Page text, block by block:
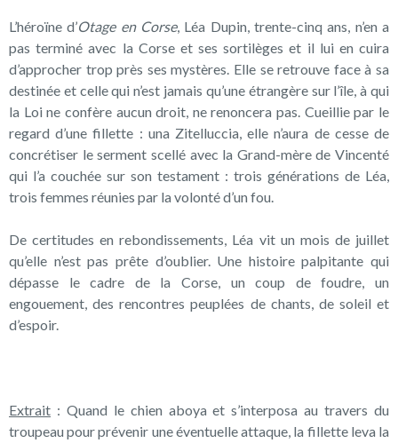
L’héroïne d’Otage en Corse, Léa Dupin, trente-cinq ans, n’en a
pas terminé avec la Corse et ses sortilèges et il lui en cuira
d’approcher trop près ses mystères. Elle se retrouve face à sa
destinée et celle qui n’est jamais qu’une étrangère sur l’île, à qui
la Loi ne confère aucun droit, ne renoncera pas. Cueillie par le
regard d’une fillette : una Zitelluccia, elle n’aura de cesse de
concrétiser le serment scellé avec la Grand-mère de Vincenté
qui l’a couchée sur son testament : trois générations de Léa,
trois femmes réunies par la volonté d’un fou.
De certitudes en rebondissements, Léa vit un mois de juillet
qu’elle n’est pas prête d’oublier. Une histoire palpitante qui
dépasse le cadre de la Corse, un coup de foudre, un
engouement, des rencontres peuplées de chants, de soleil et
d’espoir.
Extrait : Quand le chien aboya et s’interposa au travers du
troupeau pour prévenir une éventuelle attaque, la fillette leva la